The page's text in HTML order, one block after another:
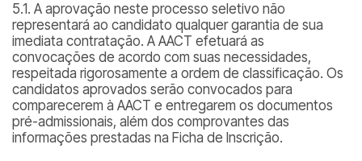
5.1. A aprovação neste processo seletivo não
representará ao candidato qualquer garantia de sua
imediata contratação. A AACT efetuará as
convocações de acordo com suas necessidades,
respeitada rigorosamente a ordem de classificação. Os
candidatos aprovados serão convocados para
comparecerem à AACT e entregarem os documentos
pré-admissionais, além dos comprovantes das
informações prestadas na Ficha de Inscrição.